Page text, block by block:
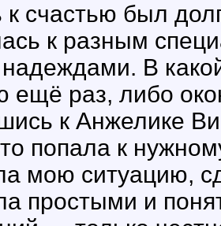
к счастью был
к разным
В
ещё раз, либо
к Анжелике
попала к
мою ситуацию,
простыми и